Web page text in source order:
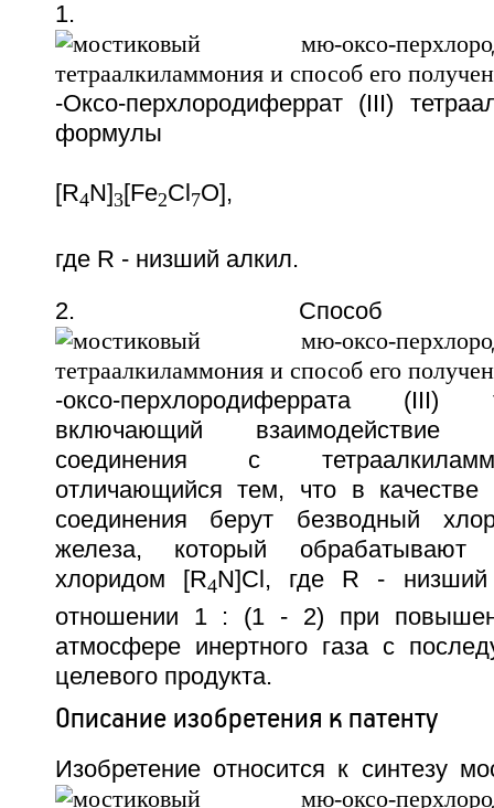
1.
-Оксо-перхлородиферрат (III)
формулы
[R4N]3[Fe2Cl 7O],
где R - низший алкил.
2. Способ
-оксо-перхлородиферрата (III)
включающий взаимодействие
соединения с
отличающийся тем, что в качестве
соединения берут безводный
железа, который обрабатывают
хлоридом [R4N]Cl, где R -
отношении 1 : (1 - 2) при
атмосфере инертного газа с
целевого продукта.
Описание изобретения к патенту
Изобретение относится к синтезу